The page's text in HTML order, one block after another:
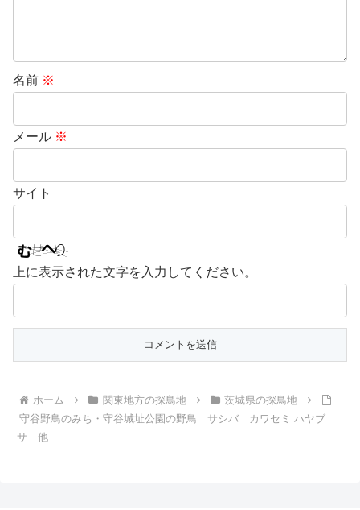
名前 ※
メール ※
サイト
上に表示された文字を入力してください。
ホーム 関東地方の探鳥地
茨城県の探鳥地
守谷野鳥のみち・守谷城址公園の野鳥 サシバ カワセミ ハヤブ
サ 他